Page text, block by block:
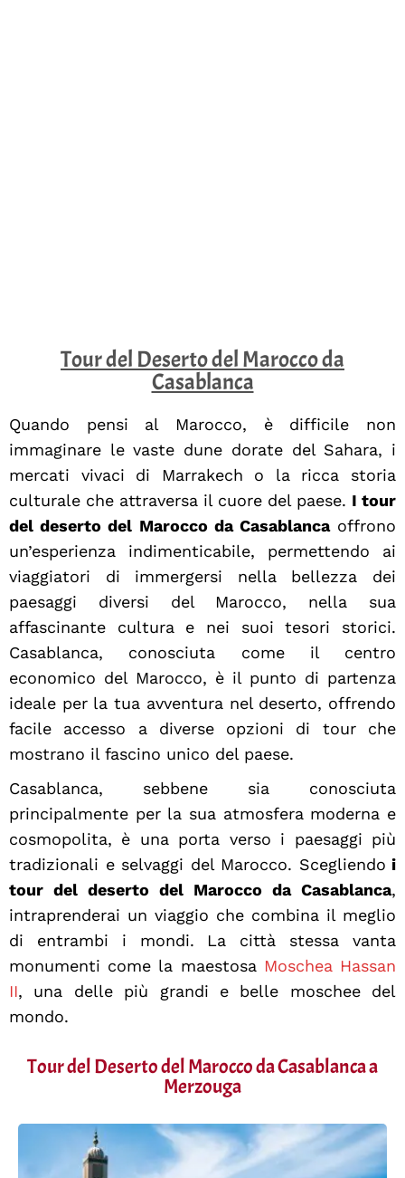
Tour del Deserto del Marocco da
Casablanca
Quando pensi al Marocco, è difficile non
immaginare le vaste dune dorate del Sahara, i
mercati vivaci di Marrakech o la ricca storia
culturale che attraversa il cuore del paese. I tour
del deserto del Marocco da Casablancaoffrono
un’esperienza indimenticabile, permettendo ai
viaggiatori di immergersi nella bellezza dei
paesaggi diversi del Marocco, nella sua
affascinante cultura e nei suoi tesori storici.
Casablanca, conosciuta come il centro
economico del Marocco, è il punto di partenza
ideale per la tua avventura nel deserto, offrendo
facile accesso a diverse opzioni di tour che
mostrano il fascino unico del paese.
Casablanca, sebbene sia conosciuta
principalmente per la sua atmosfera moderna e
cosmopolita, è una porta verso i paesaggi più
tradizionali e selvaggi del Marocco. Scegliendo i
tour del deserto del Marocco da Casablanca,
intraprenderai un viaggio che combina il meglio
di entrambi i mondi. La città stessa vanta
monumenti come la maestosa Moschea Hassan
II, una delle più grandi e belle moschee del
mondo.
Tour del Deserto del Marocco da Casablanca a
Merzouga